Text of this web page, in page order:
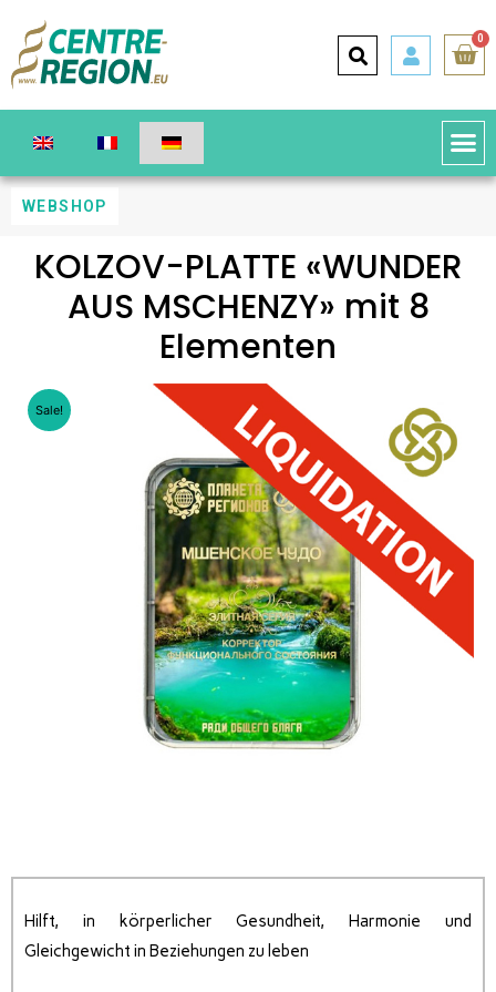
0
WEBSHOP
KOLZOV-PLATTE «WUNDER
AUS MSCHENZY» mit 8
Elementen
Sale!
Hilft, in körperlicher Gesundheit, Harmonie und
Gleichgewicht in Beziehungen zu leben